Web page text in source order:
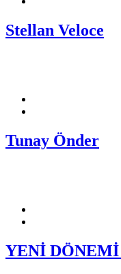
Stellan Veloce
Tunay Önder
YENİ